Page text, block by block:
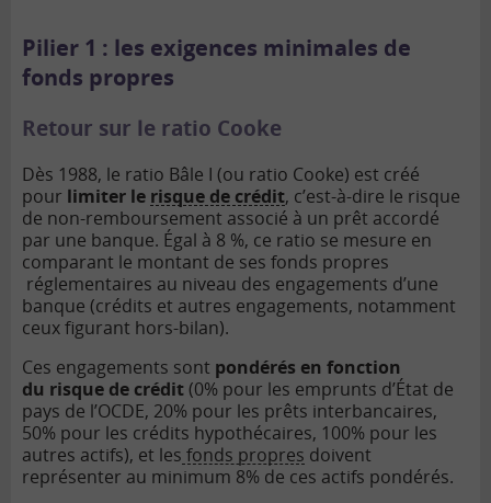
Pilier 1 : les exigences minimales de
fonds propres
Retour sur le ratio Cooke
Dès 1988, le ratio Bâle I (ou ratio Cooke) est créé
pour limiter le risque de crédit, c’est-à-dire le risque
de non-remboursement associé à un prêt accordé
par une banque. Égal à 8 %, ce ratio se mesure en
comparant le montant de ses fonds propres
réglementaires au niveau des engagements d’une
banque (crédits et autres engagements, notamment
ceux figurant hors-bilan).
Ces engagements sont pondérés en fonction
du risque de crédit(0% pour les emprunts d’État de
pays de l’OCDE, 20% pour les prêts interbancaires,
50% pour les crédits hypothécaires, 100% pour les
autres actifs), et les fonds propres doivent
représenter au minimum 8% de ces actifs pondérés.